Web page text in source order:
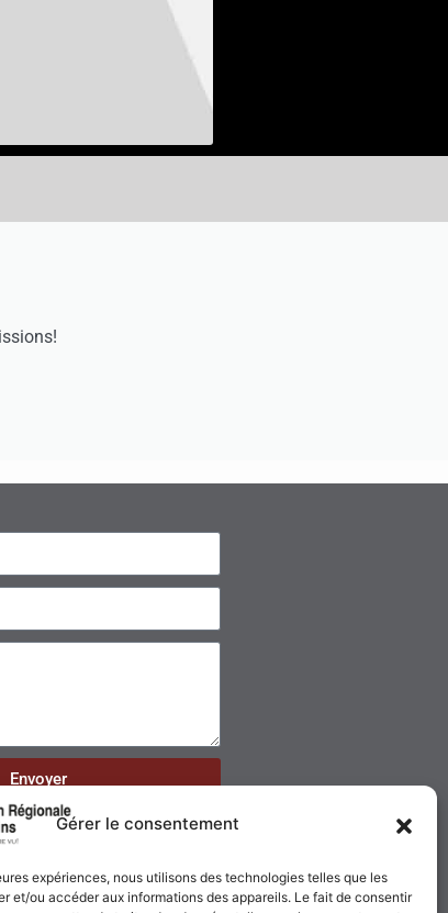
Gérer le consentement
expériences, nous utilisons des technologies telles que les
et/ou accéder aux informations des appareils. Le fait de consentir
Envoyer